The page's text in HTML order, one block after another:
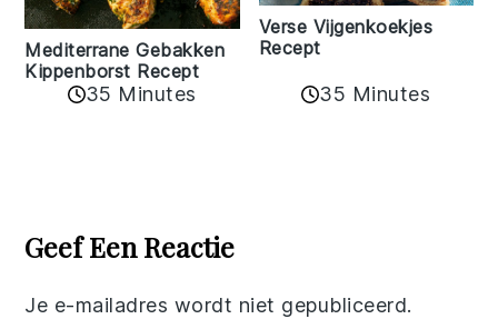
Mediterrane Gebakken
Kippenborst Recept
35 Minutes
Verse Vijgenkoekjes
Recept
35 Minutes
Interactions
Geef Een Reactie
Je e-mailadres wordt niet gepubliceerd.